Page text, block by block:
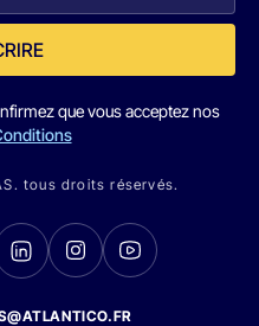
que vous acceptez nos
tous droits réservés.